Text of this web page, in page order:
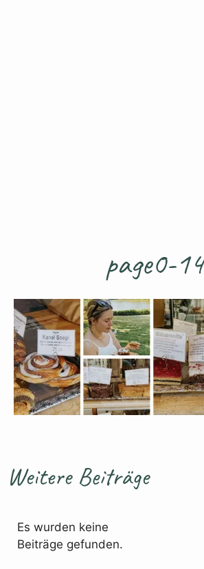
page0-14
Weitere Beiträge
Es wurden keine
Beiträge gefunden.